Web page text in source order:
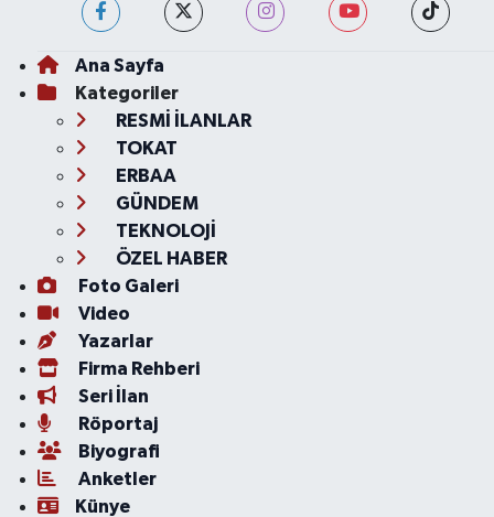
Ana Sayfa
Kategoriler
RESMİ İLANLAR
TOKAT
ERBAA
GÜNDEM
TEKNOLOJİ
ÖZEL HABER
Foto Galeri
Video
Yazarlar
Firma Rehberi
Seri İlan
Röportaj
Biyografi
Anketler
Künye